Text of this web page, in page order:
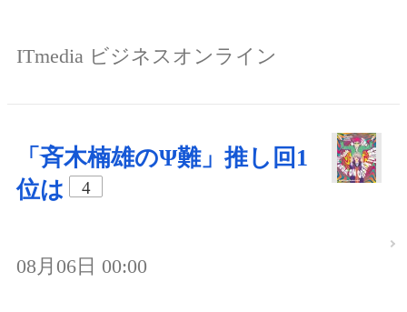
ITmedia ビジネスオンライン
「斉木楠雄のΨ難」推し回1
位は
4
08月06日 00:00